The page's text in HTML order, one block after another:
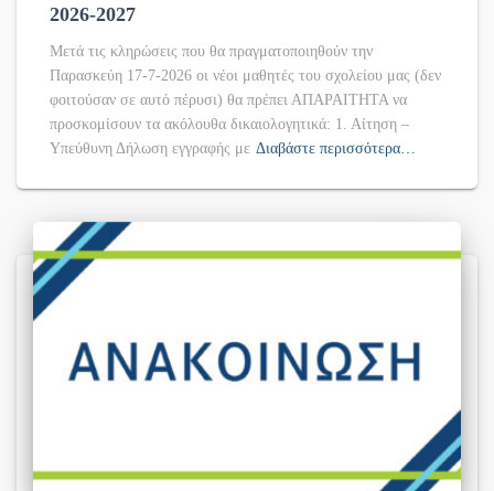
2026-2027
Μετά τις κληρώσεις που θα πραγματοποιηθούν την
Παρασκεύη 17-7-2026 οι νέοι μαθητές του σχολείου μας (δεν
φοιτούσαν σε αυτό πέρυσι) θα πρέπει ΑΠΑΡΑΙΤΗΤΑ να
προσκομίσουν τα ακόλουθα δικαιολογητικά: 1. Αίτηση –
Υπεύθυνη Δήλωση εγγραφής με Διαβάστε περισσότερα…